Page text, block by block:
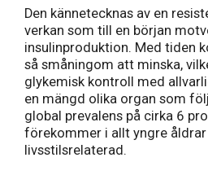
Den kännetecknas av en
verkan som till en början
insulinproduktion. Med tiden
så småningom att minska,
glykemisk kontroll med
en mängd olika organ som
global prevalens på cirka 6
förekommer i allt yngre
livsstilsrelaterad.